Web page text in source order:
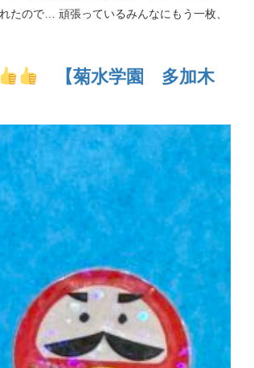
たので… 頑張っているみんなにもう一枚、
【菊水学園 多加木